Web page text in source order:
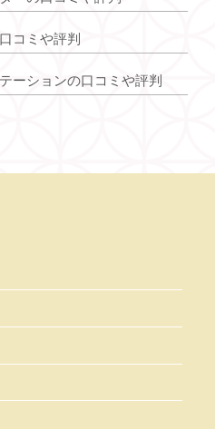
コミや評判
ーションの口コミや評判